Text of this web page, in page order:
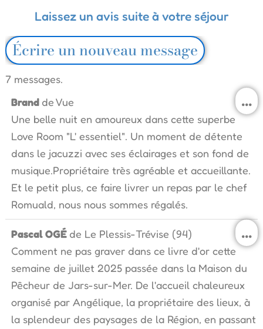
Laissez un avis suite à votre séjour
7 messages.
Brand deVue
Une belle nuit en amoureux dans cette superbe
Love Room "L' essentiel". Un moment de détente
dans le jacuzzi avec ses éclairages et son fond de
musique.Propriétaire très agréable et accueillante.
Et le petit plus, ce faire livrer un repas par le chef
Romuald, nous nous sommes régalés.
...
Pascal OGÉ de Le Plessis-Trévise (94)
Comment ne pas graver dans ce livre d'or cette
semaine de juillet 2025 passée dans la Maison du
Pêcheur de Jars-sur-Mer. De l'accueil chaleureux
organisé par Angélique, la propriétaire des lieux, à
la splendeur des paysages de la Région, en passant
...